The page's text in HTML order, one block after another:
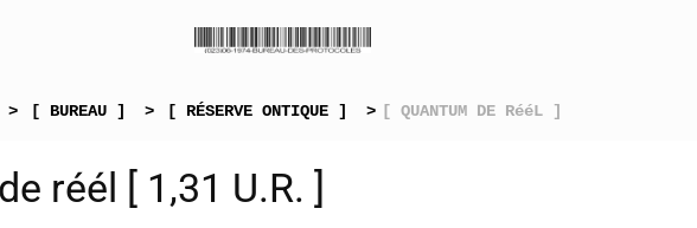
> [ BUREAU ] > [ RÉSERVE ONTIQUE ] > [ QUANTUM DE RééL ]
réél [ 1,31 U.R. ]